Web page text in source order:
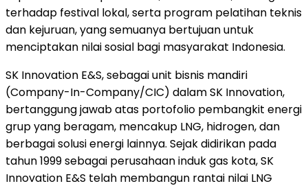
terhadap festival lokal, serta program pelatihan teknis
dan kejuruan, yang semuanya bertujuan untuk
menciptakan nilai sosial bagi masyarakat Indonesia.
SK Innovation E&S, sebagai unit bisnis mandiri
(Company-In-Company/CIC) dalam SK Innovation,
bertanggung jawab atas portofolio pembangkit energi
grup yang beragam, mencakup LNG, hidrogen, dan
berbagai solusi energi lainnya. Sejak didirikan pada
tahun 1999 sebagai perusahaan induk gas kota, SK
Innovation E&S telah membangun rantai nilai LNG